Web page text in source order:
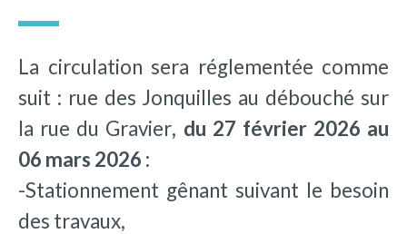
La circulation sera réglementée comme
suit : rue des Jonquilles au débouché sur
la rue du Gravier, du 27 février 2026 au
06 mars 2026 :
-Stationnement gênant suivant le besoin
des travaux,